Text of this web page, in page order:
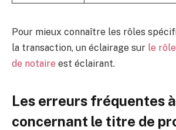
Pour mieux connaître les rôles
la transaction, un éclairage sur le
de notaire est éclairant.
Les erreurs fréquentes
concernant le titre de